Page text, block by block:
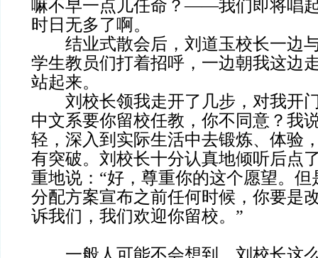
嘛不早一点儿任命？——我们即将唱
时日无多了啊。
结业式散会后，刘道玉校长一边
学生教员们打着招呼，一边朝我这边
站起来。
刘校长领我走开了几步，对我开
中文系要你留校任教，你不同意？我
轻，深入到实际生活中去锻炼、体验
有突破。刘校长十分认真地倾听后点
重地说：“好，尊重你的这个愿望。
分配方案宣布之前任何时候，你要是
诉我们，我们欢迎你留校。”